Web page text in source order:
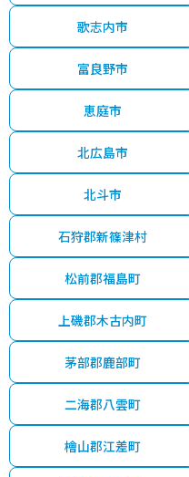
歌志内市
富良野市
恵庭市
北広島市
北斗市
石狩郡新篠津村
松前郡福島町
上磯郡木古内町
茅部郡鹿部町
二海郡八雲町
檜山郡江差町